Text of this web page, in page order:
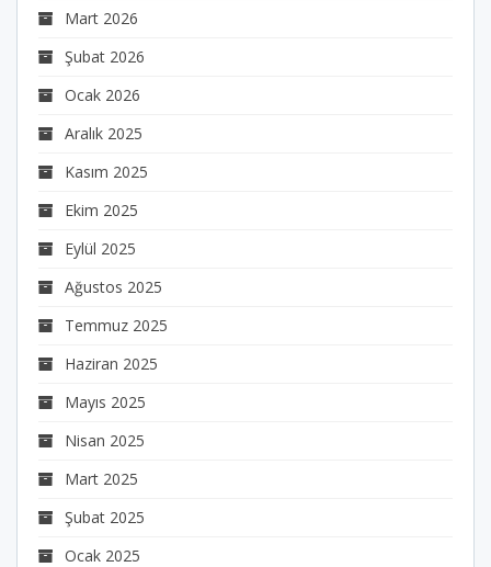
Mart 2026
Şubat 2026
Ocak 2026
Aralık 2025
Kasım 2025
Ekim 2025
Eylül 2025
Ağustos 2025
Temmuz 2025
Haziran 2025
Mayıs 2025
Nisan 2025
Mart 2025
Şubat 2025
Ocak 2025